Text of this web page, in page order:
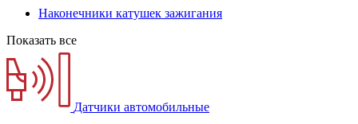
Наконечники катушек зажигания
Показать все
Датчики автомобильные